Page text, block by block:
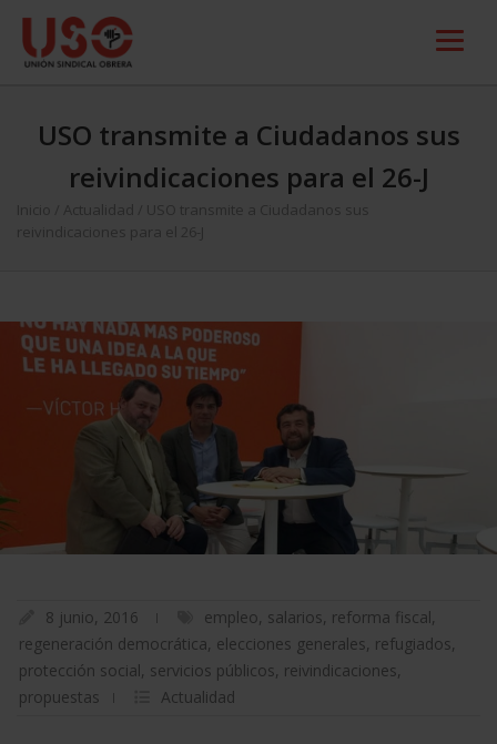
USO transmite a Ciudadanos sus
reivindicaciones para el 26-J
Inicio Actualidad
USO transmite a Ciudadanos sus
reivindicaciones para el 26-J
8 junio, 2016 empleo, salarios, reforma fiscal,
regeneración democrática, elecciones generales, refugiados,
protección social, servicios públicos, reivindicaciones,
propuestas
Actualidad